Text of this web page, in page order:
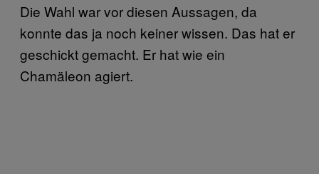
Die Wahl war vor diesen Aussagen, da
konnte das ja noch keiner wissen. Das hat er
geschickt gemacht. Er hat wie ein
Chamäleon agiert.